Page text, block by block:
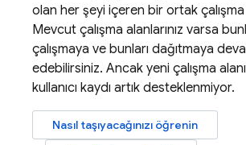
olan her şeyi içeren bir ortak çalışma
Mevcut çalışma alanlarınız varsa
çalışmaya ve bunları dağıtmaya
edebilirsiniz. Ancak yeni çalışma
kullanıcı kaydı artık desteklenmiyor.
Nasıl taşıyacağınızı öğrenin